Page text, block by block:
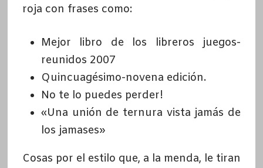
roja con frases como:
Mejor libro de los libreros juegos-
reunidos 2007
Quincuagésimo-novena edición.
No te lo puedes perder!
«Una unión de ternura vista jamás de
los jamases»
Cosas por el estilo que, a la menda, le tiran